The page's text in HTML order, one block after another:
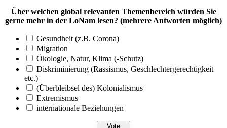
Über welchen global relevanten Themenbereich würden Sie
gerne mehr in der LoNam lesen? (mehrere Antworten möglich)
Gesundheit (z.B. Corona)
Migration
Ökologie, Natur, Klima (-Schutz)
Diskriminierung (Rassismus, Geschlechtergerechtigkeit
etc.)
(Überbleibsel des) Kolonialismus
Extremismus
internationale Beziehungen